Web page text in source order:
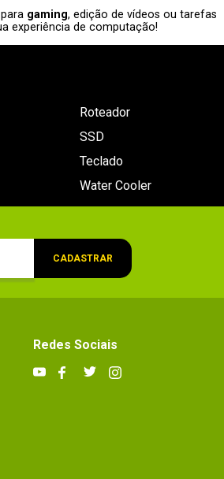
gaming, edição de vídeos ou tarefas
experiência de computação!
Roteador
SSD
Teclado
Water Cooler
CADASTRAR
Redes Sociais